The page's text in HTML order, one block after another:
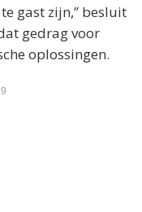
gast zijn,” besluit
gedrag voor
oplossingen.